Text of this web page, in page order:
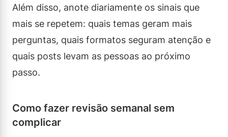
Além disso, anote diariamente os sinais que
mais se repetem: quais temas geram mais
perguntas, quais formatos seguram atenção e
quais posts levam as pessoas ao próximo
passo.
Como fazer revisão semanal sem
complicar